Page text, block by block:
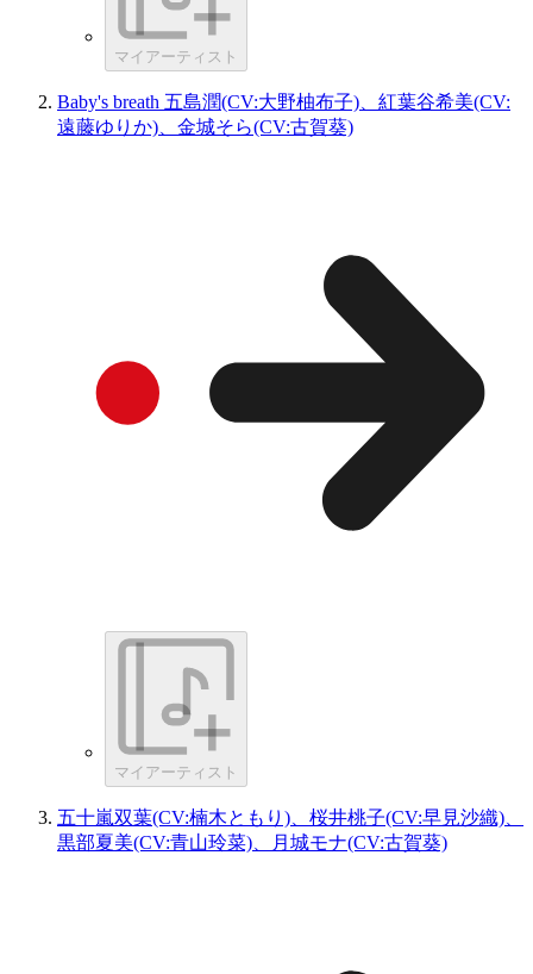
マイアーティスト
Baby's breath 五島潤(CV:大野柚布子)、紅葉谷希美(CV:
遠藤ゆりか)、金城そら(CV:古賀葵)
マイアーティスト
五十嵐双葉(CV:楠木ともり)、桜井桃子(CV:早見沙織)、
黒部夏美(CV:青山玲菜)、月城モナ(CV:古賀葵)